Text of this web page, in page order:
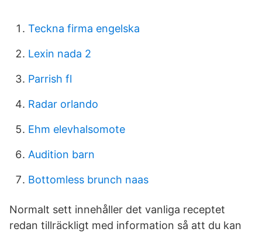
Teckna firma engelska
Lexin nada 2
Parrish fl
Radar orlando
Ehm elevhalsomote
Audition barn
Bottomless brunch naas
Normalt sett innehåller det vanliga receptet
redan tillräckligt med information så att du kan